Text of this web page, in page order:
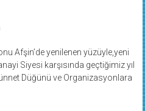
Afşin’de yenilenen yüzüyle,yeni
Siyesi karşısında geçtiğimiz yıl
Düğünü ve Organizasyonlara